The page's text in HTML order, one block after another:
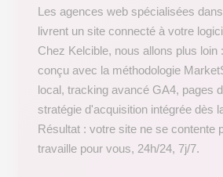
Les agences web spécialisées
livrent un site connecté à votre
Chez Kelcible, nous allons plus loin
conçu avec la méthodologie
local, tracking avancé GA4, pages
stratégie d'acquisition intégrée dès
Résultat : votre site ne se contente
travaille pour vous, 24h/24, 7j/7.